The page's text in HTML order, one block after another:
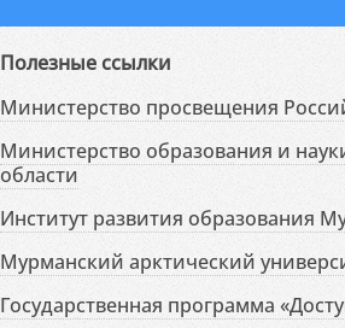
Полезные ссылки
Министерство просвещения
Министерство образования и
области
Институт развития образования
Мурманский арктический
Государственная программа